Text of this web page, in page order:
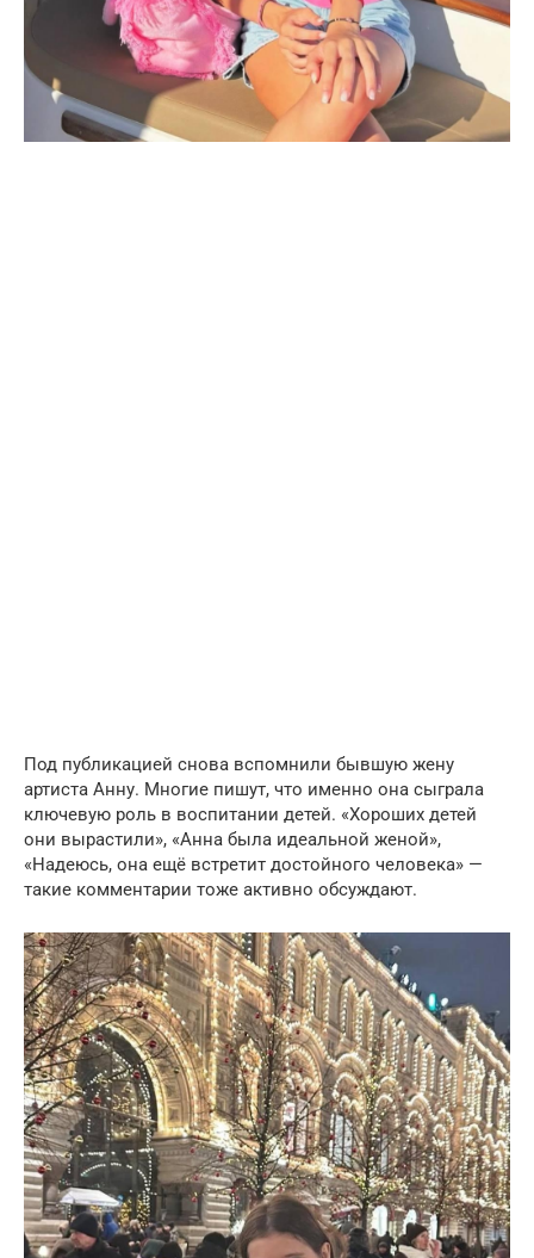
Под публикацией снова вспомнили бывшую жену
артиста Анну. Многие пишут, что именно она сыграла
ключевую роль в воспитании детей. «Хороших детей
они вырастили», «Анна была идеальной женой»,
«Надеюсь, она ещё встретит достойного человека» —
такие комментарии тоже активно обсуждают.